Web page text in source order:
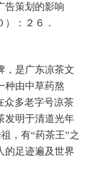
策划的影响
）：２６．
是广东凉茶文
种由中草药熬
众多老字号凉茶
发明于清道光年
，有“药茶王”之
的足迹遍及世界